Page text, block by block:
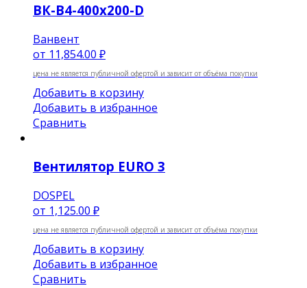
ВК-В4-400х200-D
Ванвент
от 11,854.00 ₽
цена не является публичной офертой и зависит от объёма покупки
Добавить в корзину
Добавить в избранное
Сравнить
Вентилятор EURO 3
DOSPEL
от 1,125.00 ₽
цена не является публичной офертой и зависит от объёма покупки
Добавить в корзину
Добавить в избранное
Сравнить